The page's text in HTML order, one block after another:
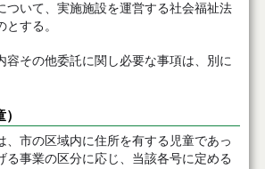
いて、実施施設を運営する社会福祉法
とする。
その他委託に関し必要な事項は、別に
市の区域内に住所を有する児童であっ
る事業の区分に応じ、当該各号に定める